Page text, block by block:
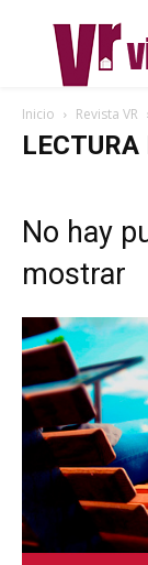
Inicio Revista VR
No hay
mostrar